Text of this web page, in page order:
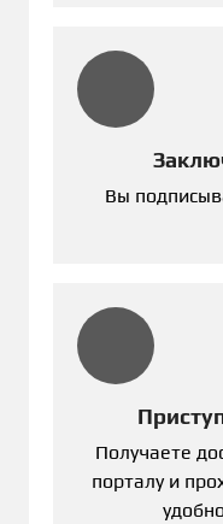
Вы
Получаете
порталу и